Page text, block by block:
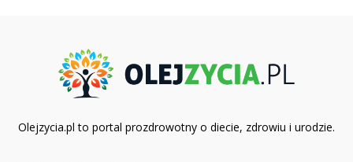
Olejzycia.pl to portal prozdrowotny o diecie, zdrowiu i urodzie.